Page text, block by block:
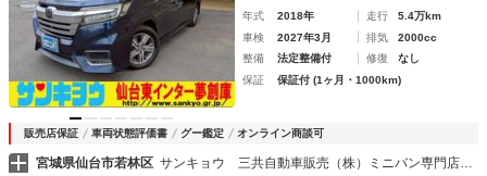
年式 2018年 走行
5.4万km
車検
2027年3月 排気
2000cc
整備
法定整備付 修復
なし
保証
保証付 (1ヶ月・1000km)
販売店保証 車両状態評価書 グー鑑定 オンライン商談可
宮城県仙台市若林区 サンキョウ 三共自動車販売（株）ミニバン専門店 仙台東インター夢創庫